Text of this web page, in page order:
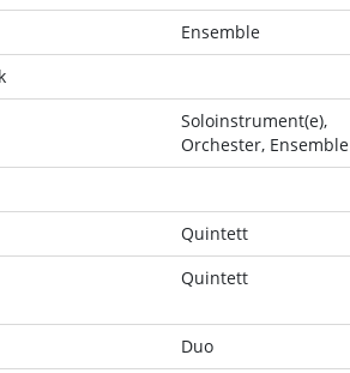
Ensemble
Soloinstrument(e),
Orchester, Ensemble
Quintett
Quintett
Duo